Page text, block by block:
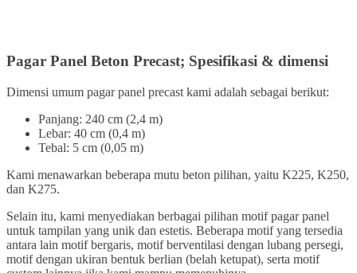
Pagar Panel Beton Precast; Spesifikasi & dimensi
Dimensi umum pagar panel precast kami adalah sebagai berikut:
Panjang: 240 cm (2,4 m)
Lebar: 40 cm (0,4 m)
Tebal: 5 cm (0,05 m)
Kami menawarkan beberapa mutu beton pilihan, yaitu K225, K250,
dan K275.
Selain itu, kami menyediakan berbagai pilihan motif pagar panel
untuk tampilan yang unik dan estetis. Beberapa motif yang tersedia
antara lain motif bergaris, motif berventilasi dengan lubang persegi,
motif dengan ukiran bentuk berlian (belah ketupat), serta motif